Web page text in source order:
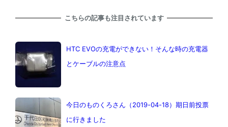
こちらの記事も注目されています
HTC EVOの充電ができない！そんな時の充電器
とケーブルの注意点
今日のものくろさん（2019-04-18）期日前投票
に行きました